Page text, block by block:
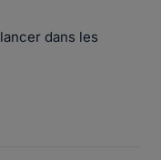
dans les